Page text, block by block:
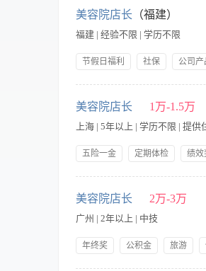
硕士
术和销售能力。 3、分析顾客的
态，并分析形势，制定对策。 5
7、选择优质的产品为顾客服务，
正，形象大方，气质良好，具有
定的职业技能，熟悉美容业的经
美容院店长 （福建）
福建 | 经验不限 | 学历不限
节假日福利 社保 公司产
服务意识，培育店员的敬业精神
验。 2.2年或以上店铺管理工作
157号.（松城土地所对面） 招聘热
美容院店长 1万-1.5万
上海 | 5年以上 | 学历不限 | 提供
五险一金 定期体检 绩效
3、监督店面环境卫生、产品陈列
业技能。 5、 定期组织内部培训
断优化服务流程与项目。 7、组织
力强 2、有较强的规划、执行能力
具备良好的职业素养与团队合作精
美容院店长 2万-3万
广州 | 2年以上 | 中技
年终奖 公积金 旅游